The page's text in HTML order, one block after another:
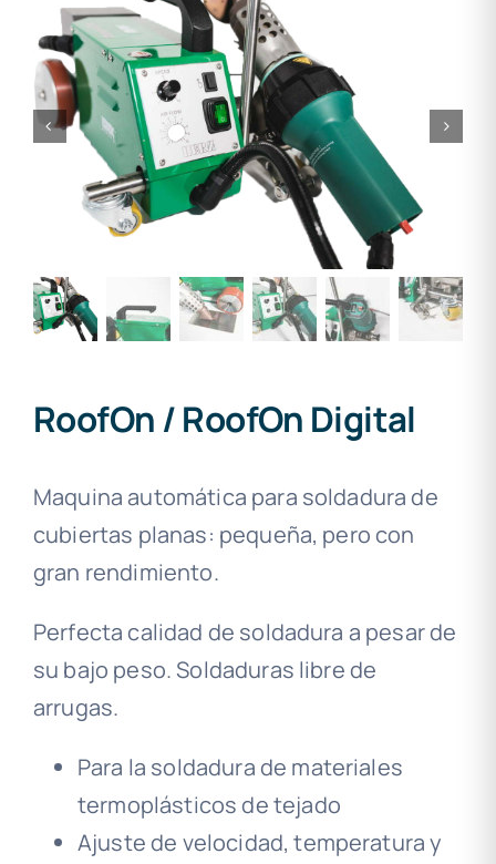
RoofOn / RoofOn Digital
Maquina automática para soldadura de
cubiertas planas: pequeña, pero con
gran rendimiento.
Perfecta calidad de soldadura a pesar de
su bajo peso. Soldaduras libre de
arrugas.
Para la soldadura de materiales
termoplásticos de tejado
Ajuste de velocidad, temperatura y